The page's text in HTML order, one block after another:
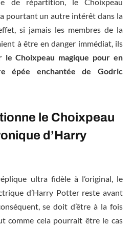
de répartition, le Choixpeau
pourtant un autre intérêt dans la
si jamais les membres de la
à être en danger immédiat, ils
le Choixpeau magique pour en
épée enchantée de Godric
le Choixpeau
d’Harry
ultra fidèle à l’original, le
d’Harry Potter reste avant
se doit d’être à la fois
comme cela pourrait être le cas